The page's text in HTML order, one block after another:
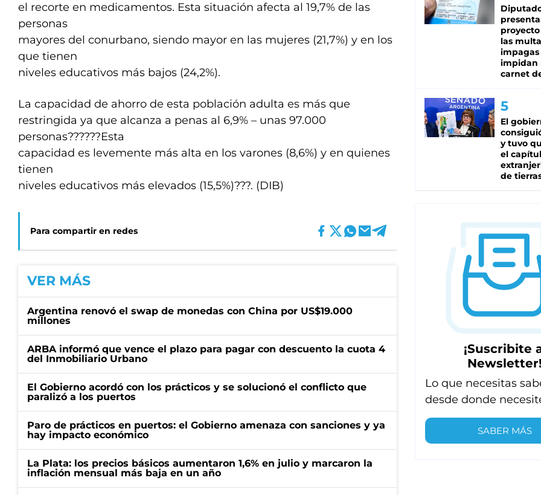
el recorte en medicamentos. Esta situación afecta al 19,7% de las
personas
mayores del conurbano, siendo mayor en las mujeres (21,7%) y en los
que tienen
niveles educativos más bajos (24,2%).
La capacidad de ahorro de esta población adulta es más que
restringida ya que alcanza a penas al 6,9% – unas 97.000
personas??????Esta
capacidad es levemente más alta en los varones (8,6%) y en quienes
tienen
niveles educativos más elevados (15,5%)???. (DIB)
Para compartir en redes
VER MÁS
Argentina renovó el swap de monedas con China por US$19.000
millones
ARBA informó que vence el plazo para pagar con descuento la cuota 4
del Inmobiliario Urbano
El Gobierno acordó con los prácticos y se solucionó el conflicto que
paralizó a los puertos
Paro de prácticos en puertos: el Gobierno amenaza con sanciones y ya
hay impacto económico
La Plata: los precios básicos aumentaron 1,6% en julio y marcaron la
inflación mensual más baja en un año
las
impagas
impidan
carnet
El
y tuvo
el
de
¡Suscribite
Newsletter!
Lo que necesitas
desde donde
SABER MÁS